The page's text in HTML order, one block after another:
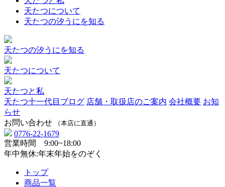
天たつについて
天たつの汐うにを知る
天たつの汐うにを知る
天たつについて
天たつと私
天たつ十一代目ブログ 店舗・取扱店のご案内 会社概要 お知
らせ
お問い合わせ
（本店に直通）
0776-22-1679
営業時間 9:00~18:00
年中無休:年末年始をのぞく
トップ
商品一覧